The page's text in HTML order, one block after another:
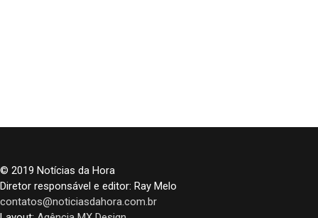
© 2019 Notícias da Hora
Diretor responsável e editor: Ray Melo
contatos@noticiasdahora.com.br